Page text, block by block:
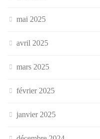
mai 2025
avril 2025
mars 2025
février 2025
janvier 2025